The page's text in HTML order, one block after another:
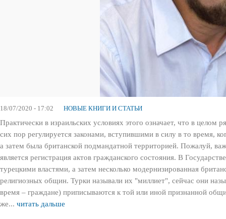
18/07/2020 - 17:02 НОВЫЕ КНИГИ И СТАТЬИ
Практически в израильских условиях этого означает, что в целом
сих пор регулируется законами, вступившими в силу в то время,
а затем была британской подмандатной территорией. Пожалуй,
является регистрация актов гражданского состояния. В
турецкими властями, а затем несколько модернизированная
религиозных общин. Турки называли их "миллиет", сейчас они
время – граждане) приписываются к той или иной признанной
же... читать дальше